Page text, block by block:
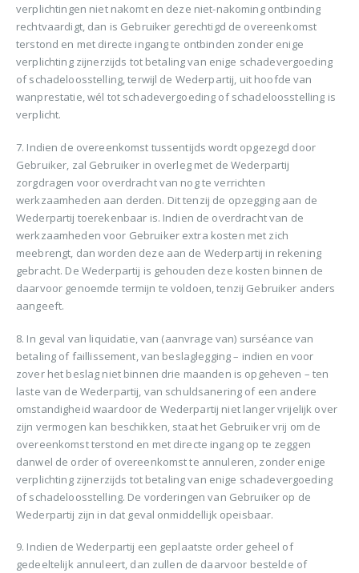
verplichtingen niet nakomt en deze niet-nakoming ontbinding
rechtvaardigt, dan is Gebruiker gerechtigd de overeenkomst
terstond en met directe ingang te ontbinden zonder enige
verplichting zijnerzijds tot betaling van enige schadevergoeding
of schadeloosstelling, terwijl de Wederpartij, uit hoofde van
wanprestatie, wél tot schadevergoeding of schadeloosstelling is
verplicht.
7. Indien de overeenkomst tussentijds wordt opgezegd door
Gebruiker, zal Gebruiker in overleg met de Wederpartij
zorgdragen voor overdracht van nog te verrichten
werkzaamheden aan derden. Dit tenzij de opzegging aan de
Wederpartij toerekenbaar is. Indien de overdracht van de
werkzaamheden voor Gebruiker extra kosten met zich
meebrengt, dan worden deze aan de Wederpartij in rekening
gebracht. De Wederpartij is gehouden deze kosten binnen de
daarvoor genoemde termijn te voldoen, tenzij Gebruiker anders
aangeeft.
8. In geval van liquidatie, van (aanvrage van) surséance van
betaling of faillissement, van beslaglegging – indien en voor
zover het beslag niet binnen drie maanden is opgeheven – ten
laste van de Wederpartij, van schuldsanering of een andere
omstandigheid waardoor de Wederpartij niet langer vrijelijk over
zijn vermogen kan beschikken, staat het Gebruiker vrij om de
overeenkomst terstond en met directe ingang op te zeggen
danwel de order of overeenkomst te annuleren, zonder enige
verplichting zijnerzijds tot betaling van enige schadevergoeding
of schadeloosstelling. De vorderingen van Gebruiker op de
Wederpartij zijn in dat geval onmiddellijk opeisbaar.
9. Indien de Wederpartij een geplaatste order geheel of
gedeeltelijk annuleert, dan zullen de daarvoor bestelde of